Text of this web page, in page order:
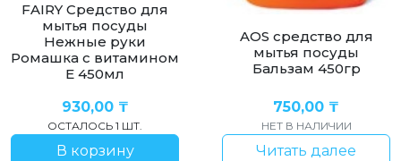
FAIRY Средство для
мытья посуды
Нежные руки
Ромашка с витамином
Е 450мл
930,00 ₸
ОСТАЛОСЬ 1 ШТ.
В корзину
AOS cредство для
мытья посуды
Бальзам 450гр
750,00 ₸
НЕТ В НАЛИЧИИ
Читать далее